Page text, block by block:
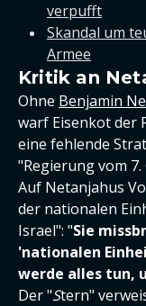
verpufft
Skandal um
Armee
Kritik an
Ohne Benjamin
warf Eisenkot der
eine fehlende
"Regierung vom
Auf Netanjahus
der nationalen
Israel": "Sie
'nationalen
werde alles tun,
Der "Stern"